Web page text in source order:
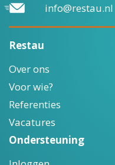
info@restau.nl
Restau
Over ons
Voor wie?
Referenties
Vacatures
Ondersteuning